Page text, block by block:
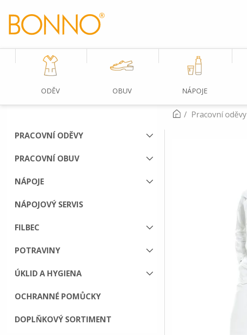
ODĚV OBUV NÁPOJE
PRACOVNÍ ODĚVY
PRACOVNÍ OBUV
NÁPOJE
NÁPOJOVÝ SERVIS
FILBEC
POTRAVINY
ÚKLID A HYGIENA
OCHRANNÉ POMŮCKY
DOPLŇKOVÝ SORTIMENT
Pracovní oděvy